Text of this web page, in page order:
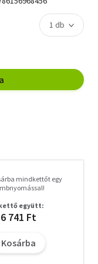
mindkettőt egy
együtt:
6 741 Ft
Kosárba